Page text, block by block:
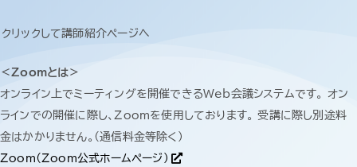
クリックして講師紹介ページへ
＜Zoomとは＞
オンライン上でミーティングを開催できるWeb会議システムです。 オン
ラインでの開催に際し、Zoomを使用しております。 受講に際し別途料
金はかかりません。(通信料金等除く)
Zoom(Zoom公式ホームページ)